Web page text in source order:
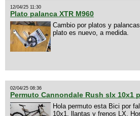
12/04/25 11:30
Plato palanca XTR M960
Cambio por platos y
plato es nuevo, a medida.
02/04/25 08:36
Permuto Cannondale Rush slx 10x1
Hola permuto esta Bici por
10x1, llantas y frenos LX,